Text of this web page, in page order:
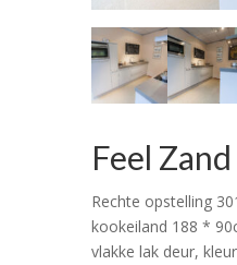
Feel Zand
Rechte opstelling
kookeiland 188 *
vlakke lak deur,